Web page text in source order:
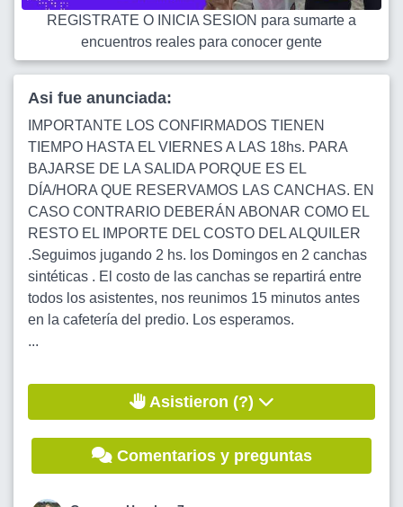
REGISTRATE O INICIA SESION para sumarte a
encuentros reales para conocer gente
Asi fue anunciada:
IMPORTANTE LOS CONFIRMADOS TIENEN
TIEMPO HASTA EL VIERNES A LAS 18hs. PARA
BAJARSE DE LA SALIDA PORQUE ES EL
DÍA/HORA QUE RESERVAMOS LAS CANCHAS. EN
CASO CONTRARIO DEBERÁN ABONAR COMO EL
RESTO EL IMPORTE DEL COSTO DEL ALQUILER
.Seguimos jugando 2 hs. los Domingos en 2 canchas
sintéticas . El costo de las canchas se repartirá entre
todos los asistentes, nos reunimos 15 minutos antes
en la cafetería del predio. Los esperamos.
...
Asistieron (?)
Comentarios y preguntas